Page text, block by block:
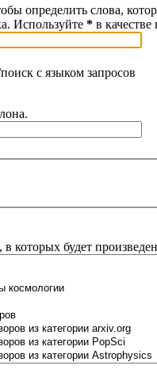
определить слова,
Используйте * в
с языком запросов
которых будет